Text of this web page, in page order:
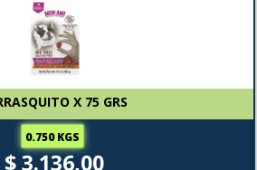
X 75 GRS
0.750 KGS
$ 3.136,00